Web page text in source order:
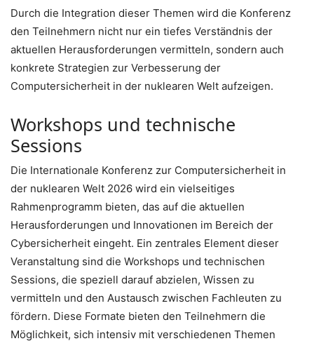
Durch die Integration dieser Themen wird die Konferenz
den Teilnehmern nicht nur ein tiefes Verständnis der
aktuellen Herausforderungen vermitteln, sondern auch
konkrete Strategien zur Verbesserung der
Computersicherheit in der nuklearen Welt aufzeigen.
Workshops und technische
Sessions
Die Internationale Konferenz zur Computersicherheit in
der nuklearen Welt 2026 wird ein vielseitiges
Rahmenprogramm bieten, das auf die aktuellen
Herausforderungen und Innovationen im Bereich der
Cybersicherheit eingeht. Ein zentrales Element dieser
Veranstaltung sind die Workshops und technischen
Sessions, die speziell darauf abzielen, Wissen zu
vermitteln und den Austausch zwischen Fachleuten zu
fördern. Diese Formate bieten den Teilnehmern die
Möglichkeit, sich intensiv mit verschiedenen Themen